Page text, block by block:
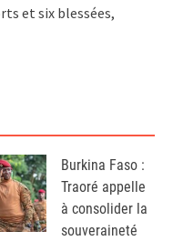
et six blessées,
Burkina Faso :
Traoré appelle
à consolider la
souveraineté